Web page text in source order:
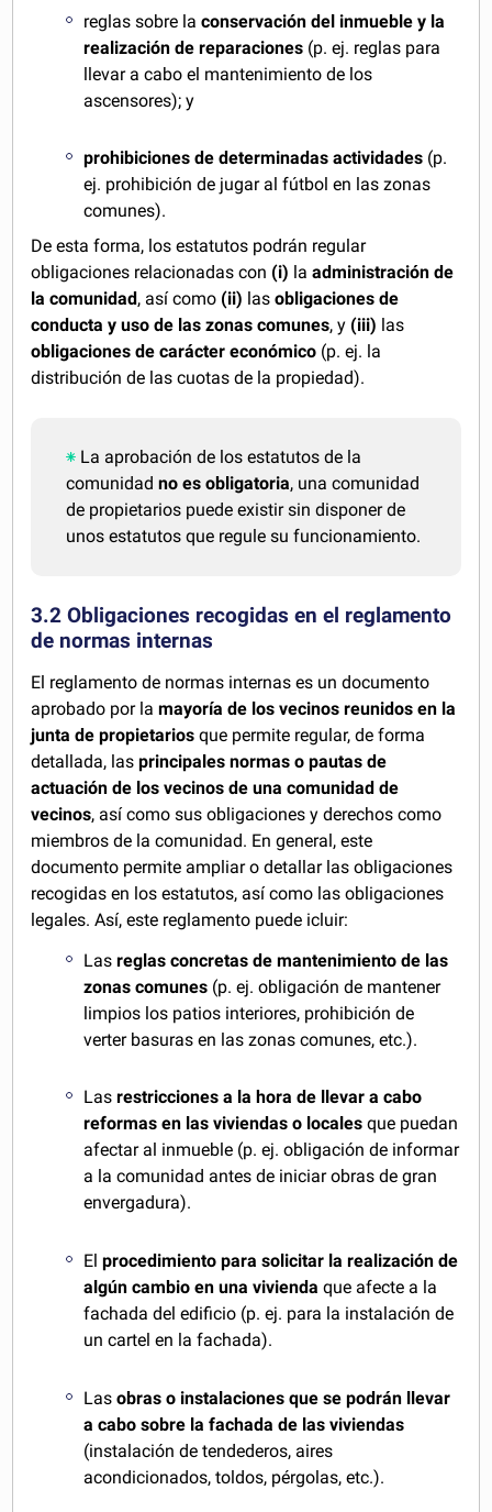
reglas sobre laconservación del inmueble y la
realización de reparaciones (p. ej. reglas para
llevar a cabo el mantenimiento de los
ascensores); y
prohibiciones de determinadas actividades (p.
ej. prohibición de jugar al fútbol en las zonas
comunes).
De esta forma, los estatutos podrán regular
obligaciones relacionadas con (i) laadministración de
la comunidad , así como (ii) lasobligaciones de
conducta y uso de las zonas comunes, y (iii) las
obligaciones de carácter económico (p. ej. la
distribución de las cuotas de la propiedad).
La aprobación de los estatutos de la
comunidadno es obligatoria, una comunidad
de propietarios puede existir sin disponer de
unos estatutos que regule su funcionamiento.
3.2 Obligaciones recogidas en el reglamento
de normas internas
El reglamento de normas internas es un documento
aprobado por lamayoría de los vecinos reunidos en la
junta de propietarios que permite regular, de forma
detallada, las principales normas o pautas de
actuación de los vecinos de una comunidad de
vecinos, así como sus obligaciones y derechos como
miembros de la comunidad. En general, este
documento permite ampliar o detallar las obligaciones
recogidas en los estatutos, así como las obligaciones
legales. Así, este reglamento puede icluir:
Lasreglas concretas de mantenimiento de las
zonas comunes (p. ej. obligación de mantener
limpios los patios interiores, prohibición de
verter basuras en las zonas comunes, etc.).
Lasrestricciones a la hora de llevar a cabo
reformas en las viviendas o locales que puedan
afectar al inmueble (p. ej. obligación de informar
a la comunidad antes de iniciar obras de gran
envergadura).
Elprocedimiento para solicitar la realización de
algún cambio en una vivienda que afecte a la
fachada del edificio (p. ej. para la instalación de
un cartel en la fachada).
Lasobras o instalaciones que se podrán llevar
a cabo sobre la fachada de las viviendas
(instalación de tendederos, aires
acondicionados, toldos, pérgolas, etc.).